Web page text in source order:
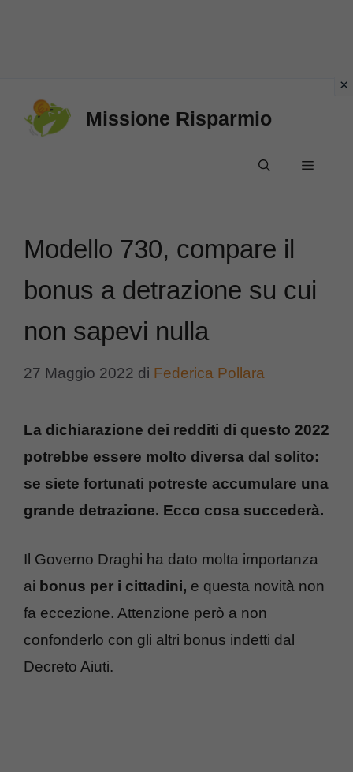
Missione Risparmio
Menu
Modello 730, compare il
bonus a detrazione su cui
non sapevi nulla
27 Maggio 2022 di Federica Pollara
La dichiarazione dei redditi di questo 2022
potrebbe essere molto diversa dal solito:
se siete fortunati potreste accumulare una
grande detrazione. Ecco cosa succederà.
Il Governo Draghi ha dato molta importanza
ai bonus per i cittadini, e questa novità non
fa eccezione. Attenzione però a non
confonderlo con gli altri bonus indetti dal
Decreto Aiuti.